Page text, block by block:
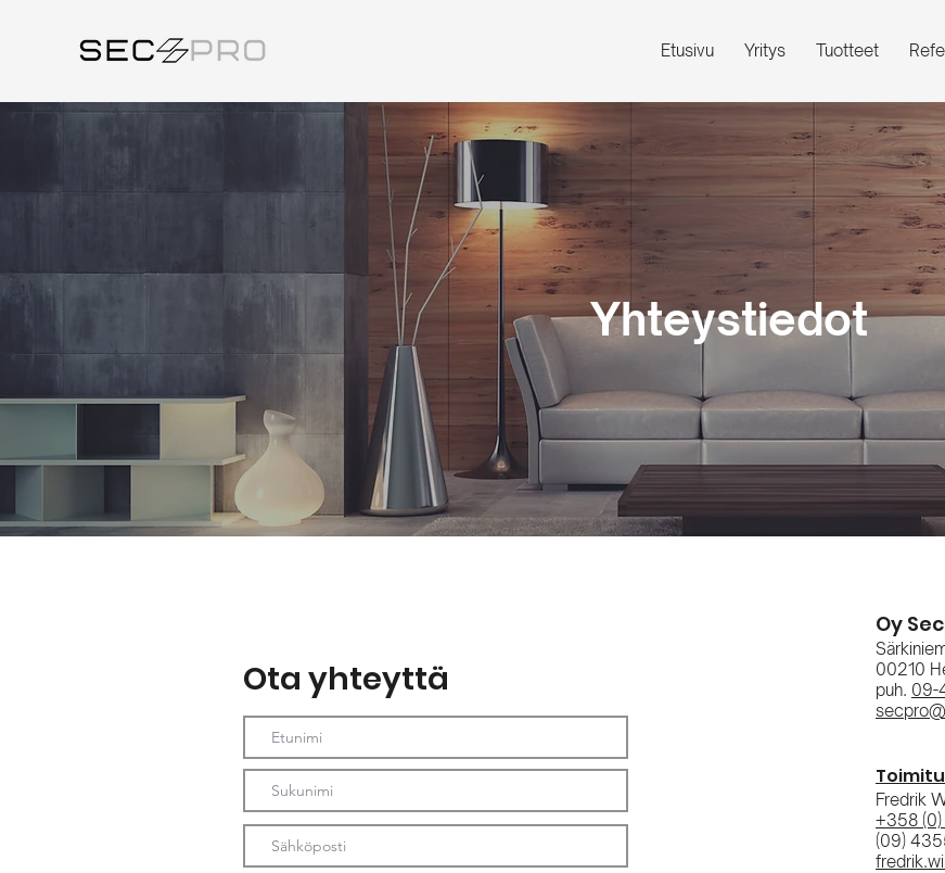
Etusivu Yritys Tuotteet
Yhteystiedot
Ota yhteyttä
Oy
00210
puh. 09-
Fredrik
+358
(09)